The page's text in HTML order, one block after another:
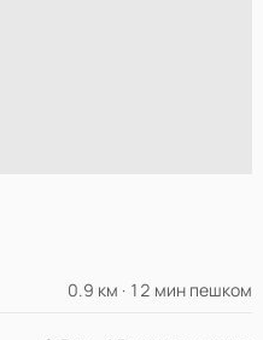
0.9 км · 12 мин пешком